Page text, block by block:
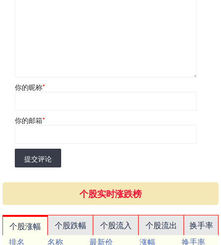
你的昵称*
你的邮箱*
提交评论
个股实时涨跌榜
个股涨幅 个股跌幅 个股流入 个股流出
换手率
排名
名称 最新价 涨幅 换手率